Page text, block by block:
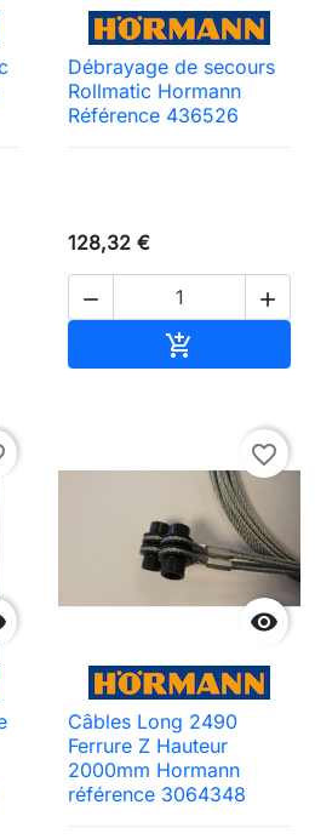
Débrayage de secours
Rollmatic Hormann
Référence 436526
128,32 €
 


favorite_border
Câbles Long 2490
Ferrure Z Hauteur
2000mm Hormann
référence 3064348